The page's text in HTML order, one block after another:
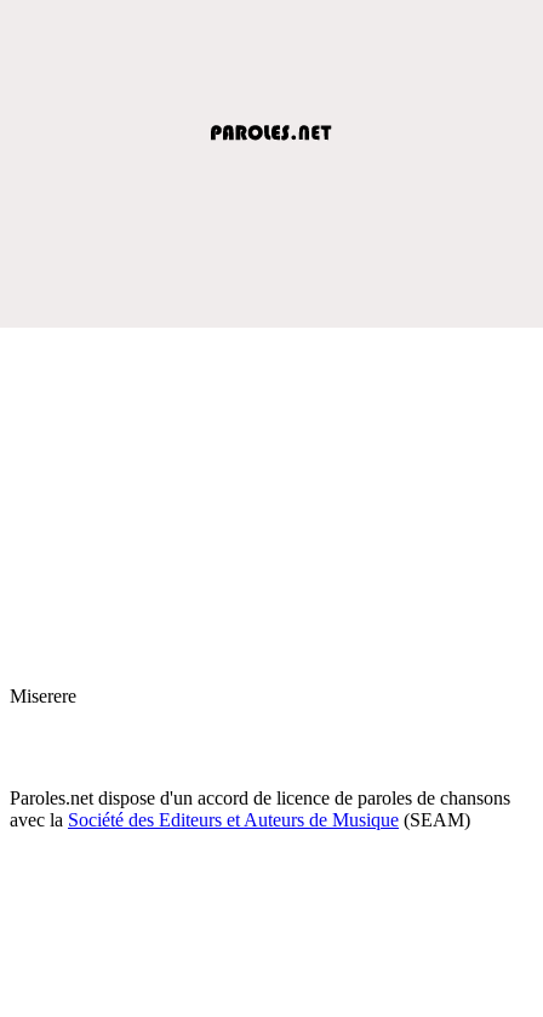
Miserere
Paroles.net dispose d'un accord de licence de paroles de chansons
avec la Société des Editeurs et Auteurs de Musique (SEAM)